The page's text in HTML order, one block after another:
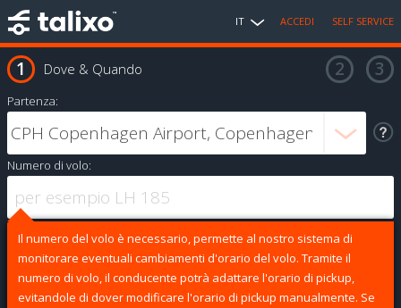
IT ACCEDI SELF SERVICE
Dove & Quando
Partenza:
Numero di volo:
Il numero del volo è necessario, permette al nostro sistema di
monitorare eventuali cambiamenti d'orario del volo. Tramite il
numero di volo, il conducente potrà adattare l'orario di pickup,
evitandole di dover modificare l'orario di pickup manualmente. Se